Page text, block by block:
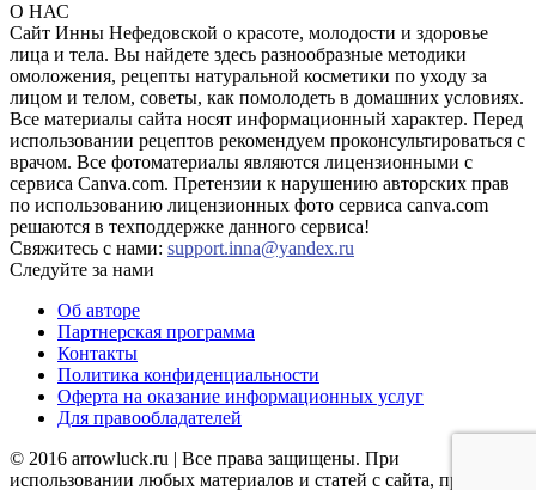
О НАС
Сайт Инны Нефедовской о красоте, молодости и здоровье
лица и тела. Вы найдете здесь разнообразные методики
омоложения, рецепты натуральной косметики по уходу за
лицом и телом, советы, как помолодеть в домашних условиях.
Все материалы сайта носят информационный характер. Перед
использовании рецептов рекомендуем проконсультироваться с
врачом. Все фотоматериалы являются лицензионными с
сервиса Canva.com. Претензии к нарушению авторских прав
по использованию лицензионных фото сервиса canva.com
решаются в техподдержке данного сервиса!
Свяжитесь с нами: support.inna@yandex.ru
Следуйте за нами
Об авторе
Партнерская программа
Контакты
Политика конфиденциальности
Оферта на оказание информационных услуг
Для правообладателей
© 2016 arrowluck.ru | Все права защищены. При
использовании любых материалов и статей с сайта, прямая